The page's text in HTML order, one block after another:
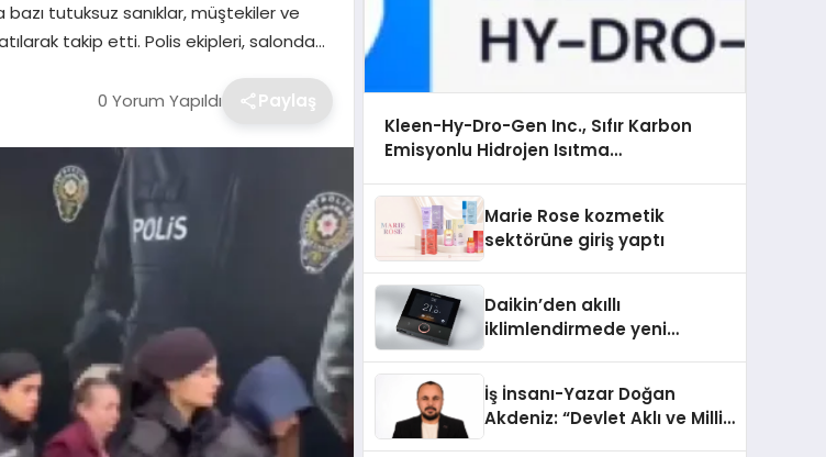
bazı tutuksuz sanıklar, müştekiler ve
takip etti. Polis ekipleri, salonda…
0 Yorum Yapıldı Paylaş
Kleen-Hy-Dro-Gen Inc., Sıfır Karbon
Emisyonlu Hidrojen Isıtma
Onaylarını Aldı
Marie Rose kozmetik
sektörüne giriş yaptı
Daikin’den akıllı
iklimlendirmede yeni
İş İnsanı-Yazar Doğan
Akdeniz: “Devlet Aklı ve Milli